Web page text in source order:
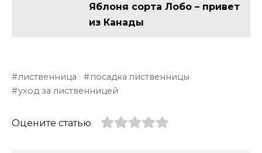
Яблоня сорта Лобо – привет
из Канады
лиственница
посадка лиственницы
уход за лиственницей
Оцените статью